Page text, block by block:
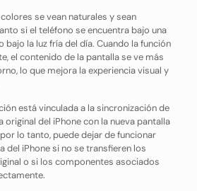
se vean naturales y sean
si el teléfono se encuentra bajo una
bajo la luz fría del día. Cuando la función
el contenido de la pantalla se ve más
lo que mejora la experiencia visual y
está vinculada a la sincronización de
original del iPhone con la nueva pantalla
lo tanto, puede dejar de funcionar
del iPhone si no se transfieren los
o si los componentes asociados